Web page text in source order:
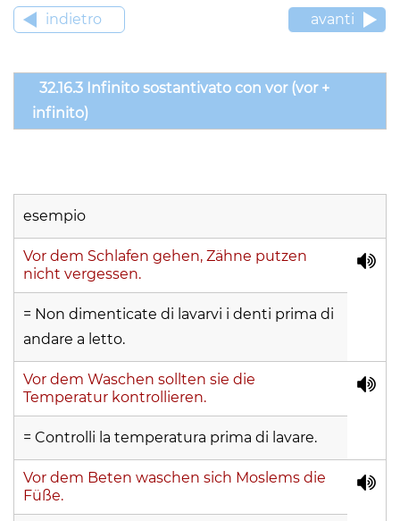
indietro avanti
32.16.3 Infinito sostantivato con vor (vor +
infinito)
esempio
Vor dem Schlafen gehen, Zähne putzen
nicht vergessen.
= Non dimenticate di lavarvi i denti prima di
andare a letto.
Vor dem Waschen sollten sie die
Temperatur kontrollieren.
= Controlli la temperatura prima di lavare.
Vor dem Beten waschen sich Moslems die
Füße.